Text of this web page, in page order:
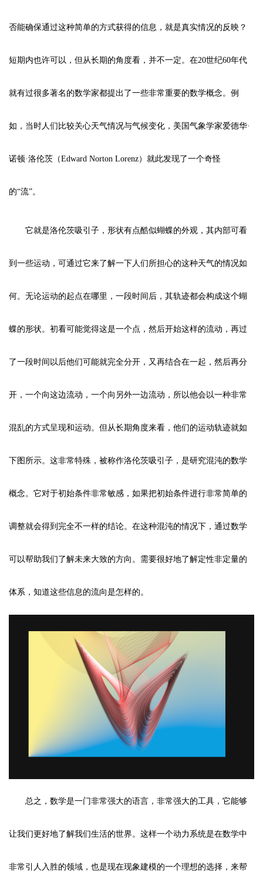
否能确保通过这种简单的方式获得的信息，就是真实情况的反映？
短期内也许可以，但从长期的角度看，并不一定。在20世纪60年代
就有过很多著名的数学家都提出了一些非常重要的数学概念。例
如，当时人们比较关心天气情况与气候变化，美国气象学家爱德华·
诺顿·洛伦茨（Edward Norton Lorenz）就此发现了一个奇怪
的“流”。
它就是洛伦茨吸引子，形状有点酷似蝴蝶的外观，其内部可看
到一些运动，可通过它来了解一下人们所担心的这种天气的情况如
何。无论运动的起点在哪里，一段时间后，其轨迹都会构成这个蝴
蝶的形状。初看可能觉得这是一个点，然后开始这样的流动，再过
了一段时间以后他们可能就完全分开，又再结合在一起，然后再分
开，一个向这边流动，一个向另外一边流动，所以他会以一种非常
混乱的方式呈现和运动。但从长期角度来看，他们的运动轨迹就如
下图所示。这非常特殊，被称作洛伦茨吸引子，是研究混沌的数学
概念。它对于初始条件非常敏感，如果把初始条件进行非常简单的
调整就会得到完全不一样的结论。在这种混沌的情况下，通过数学
可以帮助我们了解未来大致的方向。需要很好地了解定性非定量的
体系，知道这些信息的流向是怎样的。
总之，数学是一门非常强大的语言，非常强大的工具，它能够
让我们更好地了解我们生活的世界。这样一个动力系统是在数学中
非常引人入胜的领域，也是现在现象建模的一个理想的选择，来帮